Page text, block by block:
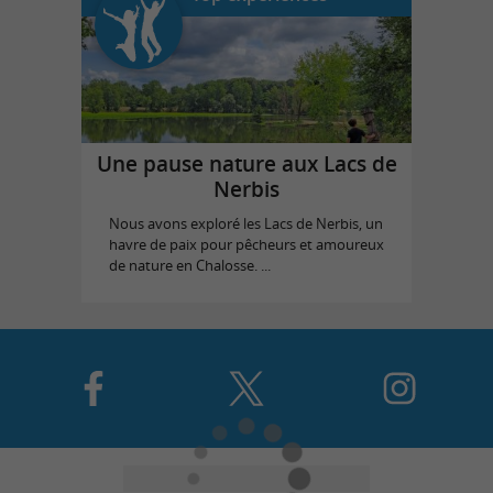
Une pause nature aux Lacs de
Nerbis
Nous avons exploré les Lacs de Nerbis, un
havre de paix pour pêcheurs et amoureux
de nature en Chalosse. ...